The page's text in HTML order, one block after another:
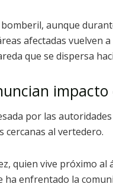
aunque
afectadas vuelven
que se dispersa
impacto
por las
cercanas al vertedero.
quien vive próximo
ha enfrentado la